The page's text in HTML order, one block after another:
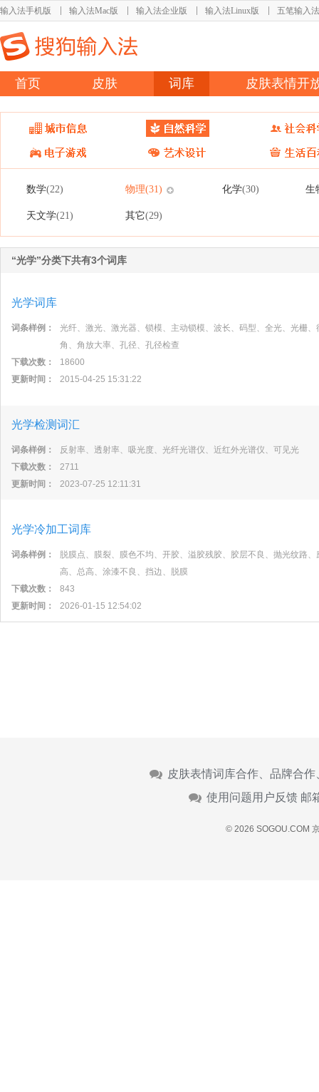
输入法手机版 输入法Mac版 输入法企业版 输入法Linux版 五笔输入法
首页 皮肤 词库 皮肤表情开
数学(22) 物理(31) 化学(30) 生
天文学(21) 其它(29)
“光学”分类下共有3个词库
光学词库
词条样例：
光纤、激光、激光器、锁模、主动锁模、波长、码型、全光、光栅
角、角放大率、孔径、孔径检查
下载次数：
18600
更新时间：
2015-04-25 15:31:22
光学检测词汇
词条样例：
反射率、透射率、吸光度、光纤光谱仪、近红外光谱仪、可见光
下载次数：
2711
更新时间：
2023-07-25 12:11:31
光学冷加工词库
词条样例：
脱膜点、膜裂、膜色不均、开胶、溢胶残胶、胶层不良、抛光纹路
高、总高、涂漆不良、挡边、脱膜
下载次数：
843
更新时间：
2026-01-15 12:54:02
皮肤表情词库合作、品牌合
使用问题用户反馈 邮
© 2026 SOGOU.COM